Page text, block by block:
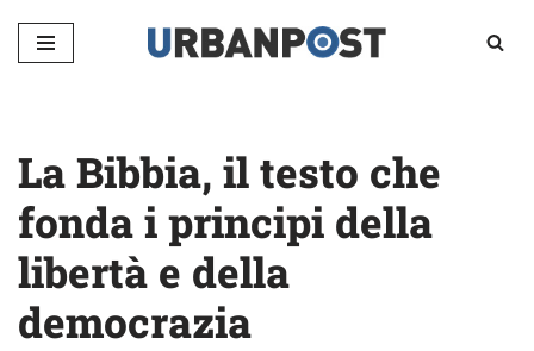
Vai
La Bibbia, il testo che
fonda i principi della
libertà e della
democrazia